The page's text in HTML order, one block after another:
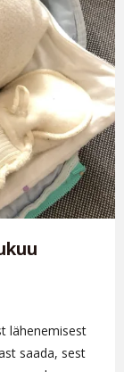
lähenemisest
saada, sest